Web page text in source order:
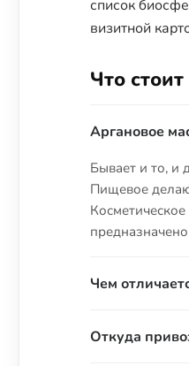
список
визитной
Что
Аргановое
Бывает и то, и
Пищевое
Чем
насыщенный
Откуда